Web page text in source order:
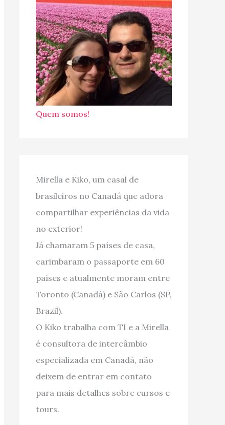
Quem somos!
Mirella e Kiko, um casal de
brasileiros no Canadá que adora
compartilhar experiências da vida
no exterior!
Já chamaram 5 países de casa,
carimbaram o passaporte em 60
países e atualmente moram entre
Toronto (Canadá) e São Carlos (SP,
Brazil).
O Kiko trabalha com TI e a Mirella
é consultora de intercâmbio
especializada em Canadá, não
deixem de entrar em contato
para mais detalhes sobre cursos e
tours.